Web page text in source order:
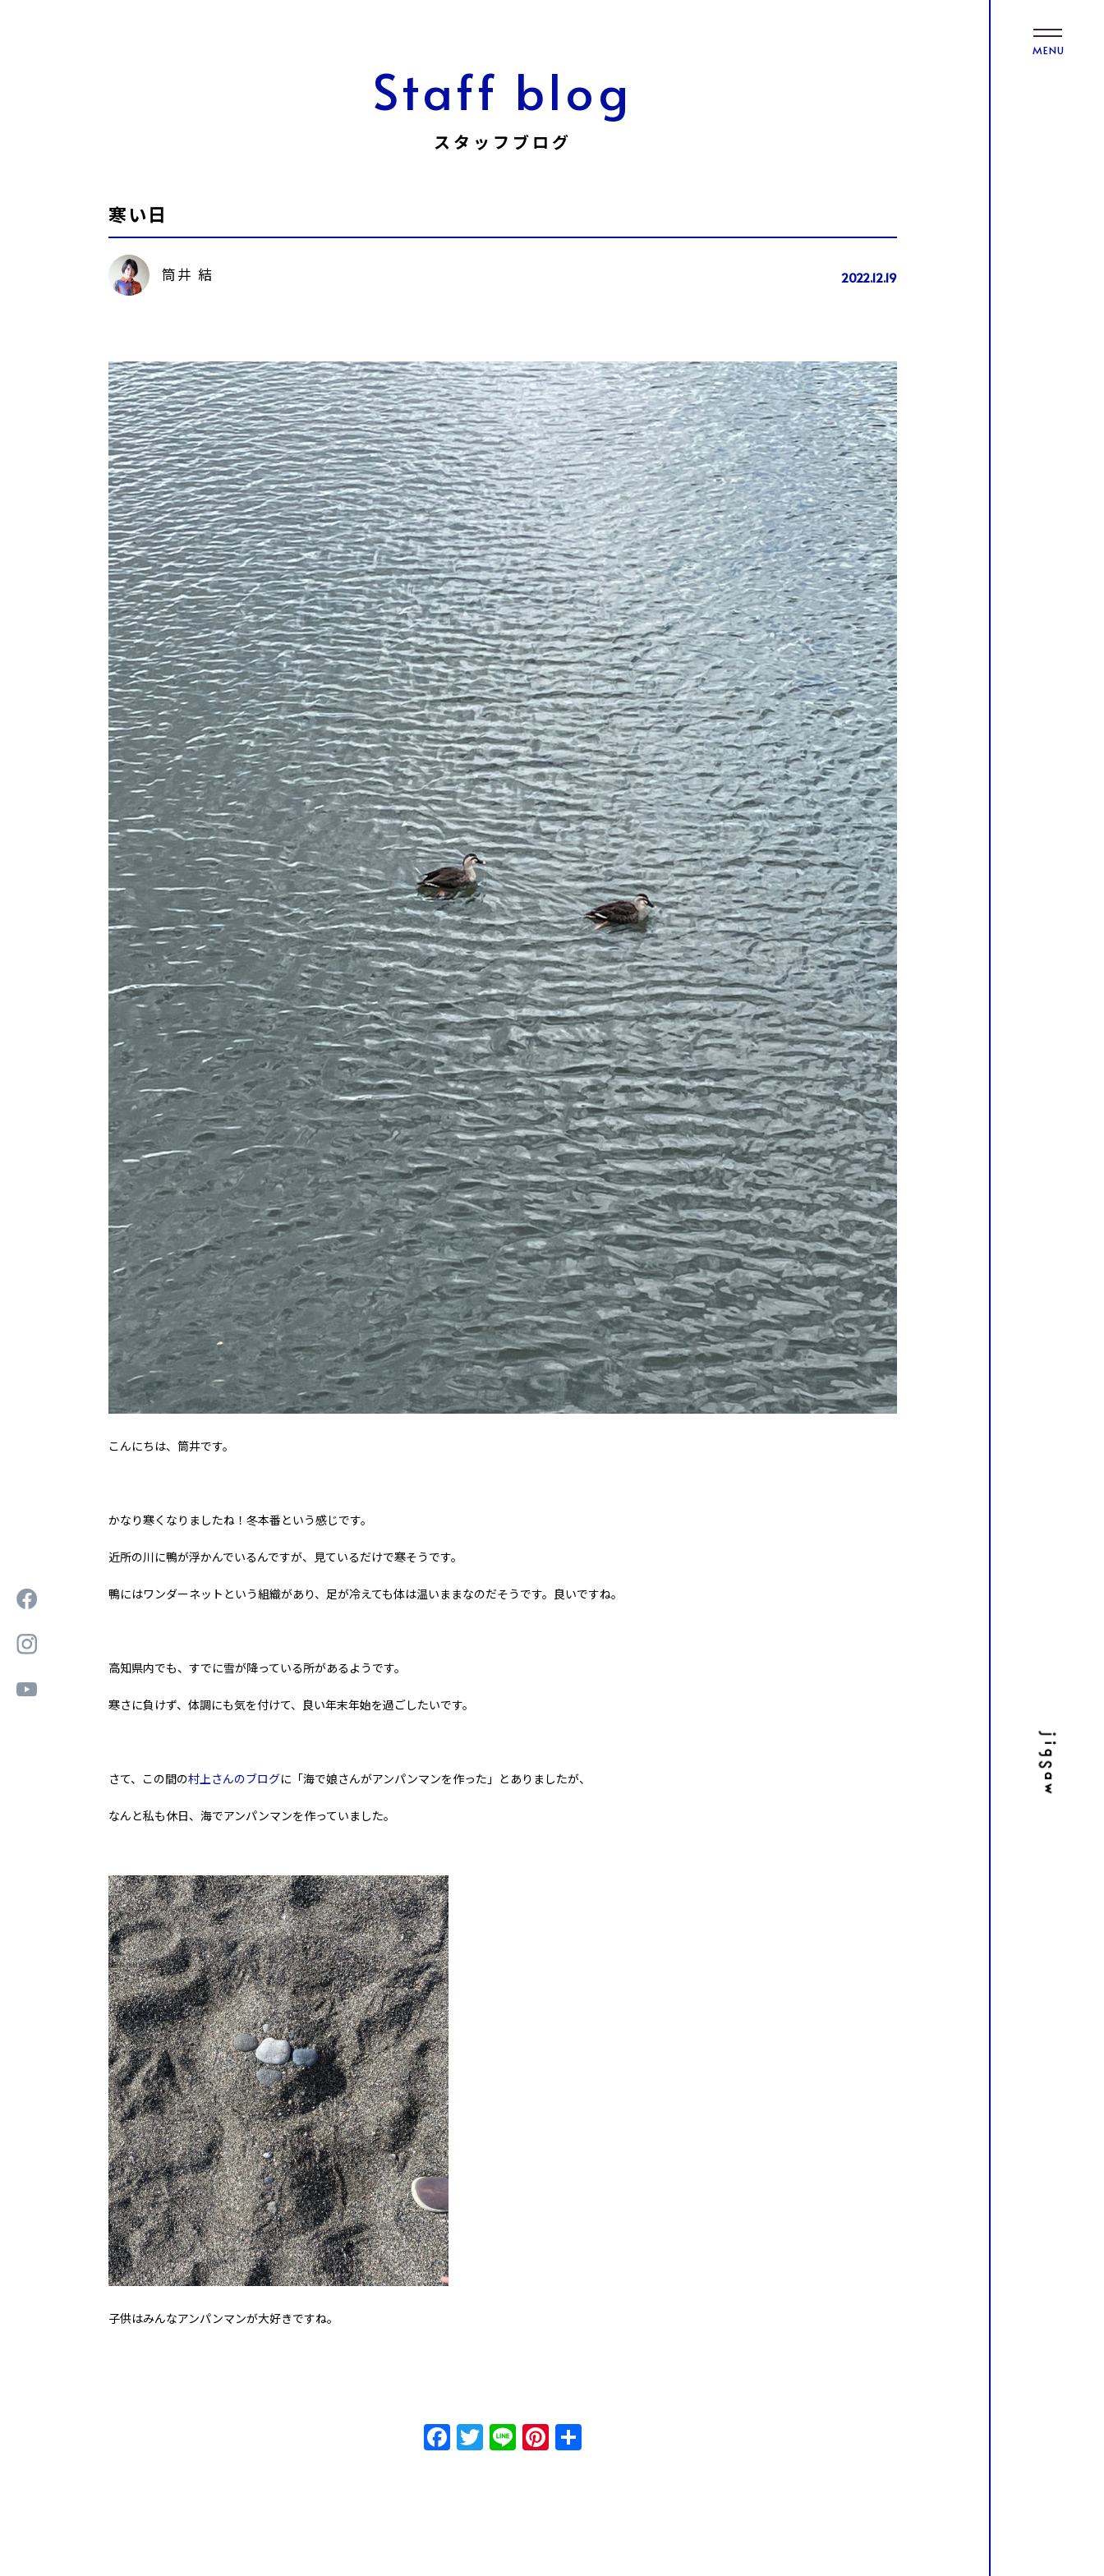
MENU
Staff blog
スタッフブログ
寒い日
筒井 結 2022.12.19
こんにちは、筒井です。
かなり寒くなりましたね！冬本番という感じです。
近所の川に鴨が浮かんでいるんですが、見ているだけで寒そうです。
鴨にはワンダーネットという組織があり、足が冷えても体は温いままなのだそうです。良いですね。
高知県内でも、すでに雪が降っている所があるようです。
寒さに負けず、体調にも気を付けて、良い年末年始を過ごしたいです。
さて、この間の村上さんのブログに「海で娘さんがアンパンマンを作った」とありましたが、
なんと私も休日、海でアンパンマンを作っていました。
子供はみんなアンパンマンが大好きですね。
Facebook
Twitter
LinePinterest